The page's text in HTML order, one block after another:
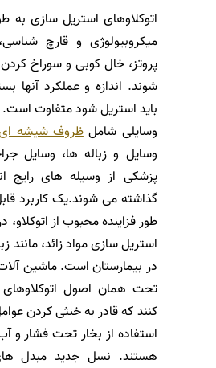
اتوکلاوهای استریل سازی به
میکروبیولوژی و قارچ
پروتز، خال کوبی و سوراخ
شوند. اندازه و عملکرد آنها
باید استریل شود متفاوت است.
وسایلی شاملظروف شیشه ای
وسایل و زباله ها، وسایل
پزشکی از وسیله های رایج
گذاشته می شوند.یک کاربرد
طور فزاینده محبوب از اتوکلاو،
استریل سازی مواد زائد، مانند
در بیمارستان است. ماشین
تحت همان اصول
کنند که قادر به خنثی کردن
استفاده از بخار تحت فشار و
هستند. نسل جدید مبدل